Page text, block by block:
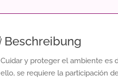
Beschreibung
Cuidar y proteger el ambiente es
ello, se requiere la participación